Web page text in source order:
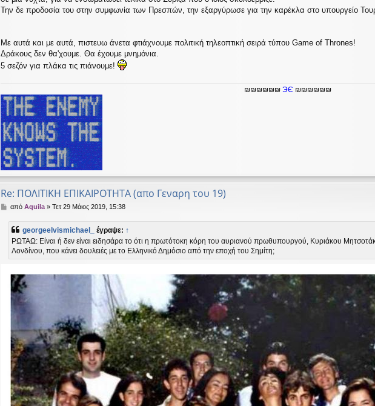
Την δε προδοσία του στην συμφωνία των Πρεσπών, την εξαργύρωσε για την καρέκλα στο υπουργείο
Με αυτά και με αυτά, πιστευω άνετα φτιάχνουμε πολιτική τηλεοπτική σειρά τύπου Game of Thrones!
Δράκους δεν θα'χουμε. Θα έχουμε μνημόνια.
5 σεζόν για πλάκα τις πιάνουμε!
₪₪₪₪₪₪ ЭЄ ₪₪₪₪₪₪
Re: ΠΟΛΙΤΙΚΗ ΕΠΙΚΑΙΡΟΤΗΤΑ (απο Γεναρη του 19)
Δ
η
από Aquila» Τετ 29 Μάιος 2019, 15:38
georgeelvismichael_ έγραψε: ↑
ΡΩΤΑΩ: Είναι ή δεν είναι ειδησάρα το ότι η πρωτότοκη κόρη του αυριανού πρωθυπουργού, Κυριάκου
Λονδίνου, που κάνει δουλειές με το Ελληνικό Δημόσιο από την εποχή του Σημίτη;